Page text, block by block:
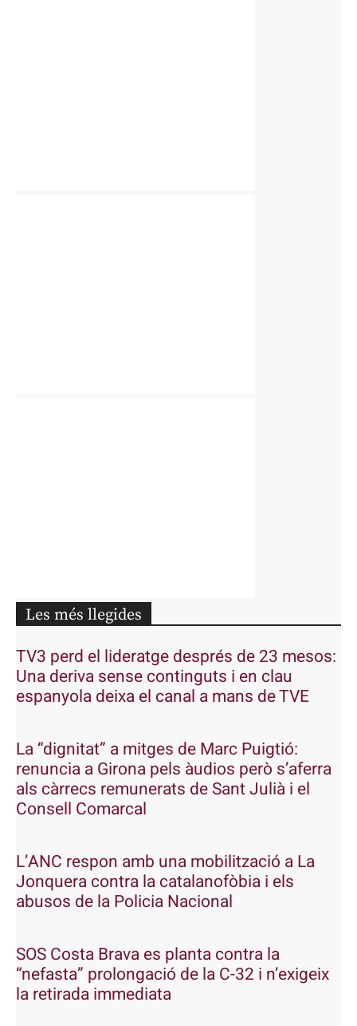
Les més llegides
TV3 perd el lideratge després de 23 mesos:
Una deriva sense continguts i en clau
espanyola deixa el canal a mans de TVE
La “dignitat” a mitges de Marc Puigtió:
renuncia a Girona pels àudios però s’aferra
als càrrecs remunerats de Sant Julià i el
Consell Comarcal
L’ANC respon amb una mobilització a La
Jonquera contra la catalanofòbia i els
abusos de la Policia Nacional
SOS Costa Brava es planta contra la
“nefasta” prolongació de la C-32 i n’exigeix
la retirada immediata